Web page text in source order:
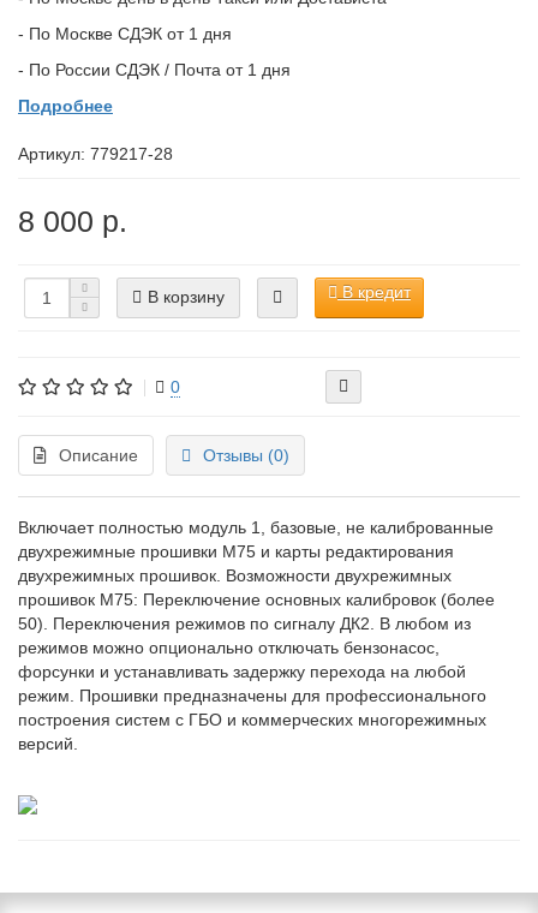
- По Москве СДЭК от 1 дня
- По России СДЭК / Почта от 1 дня
Подробнее
Артикул: 779217-28
8 000 р.
В корзину В кредит
0
Описание Отзывы (0)
Включает полностью модуль 1, базовые, не калиброванные
двухрежимные прошивки М75 и карты редактирования
двухрежимных прошивок. Возможности двухрежимных
прошивок М75: Переключение основных калибровок (более
50). Переключения режимов по сигналу ДК2. В любом из
режимов можно опционально отключать бензонасос,
форсунки и устанавливать задержку перехода на любой
режим. Прошивки предназначены для профессионального
построения систем с ГБО и коммерческих многорежимных
версий.